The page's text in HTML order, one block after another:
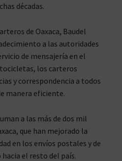
décadas.
de Oaxaca, Baudel
a las autoridades
de mensajería en el
los carteros
y correspondencia a todos
manera eficiente.
a las más de dos mil
que han mejorado la
en los envíos postales y de
el resto del país.